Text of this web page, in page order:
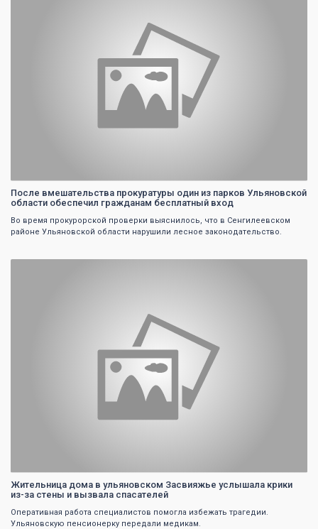
После вмешательства прокуратуры один из парков Ульяновской
области обеспечил гражданам бесплатный вход
Во время прокурорской проверки выяснилось, что в Сенгилеевском
районе Ульяновской области нарушили лесное законодательство.
Жительница дома в ульяновском Засвияжье услышала крики
из-за стены и вызвала спасателей
Оперативная работа специалистов помогла избежать трагедии.
Ульяновскую пенсионерку передали медикам.